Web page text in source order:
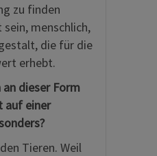
zu finden
menschlich,
die für die
erhebt.
dieser Form
auf einer
Tieren. Weil